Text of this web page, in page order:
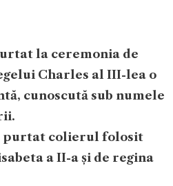
la ceremonia de
Charles al III-lea o
cunoscută sub numele
purtat colierul folosit
a II-a și de regina